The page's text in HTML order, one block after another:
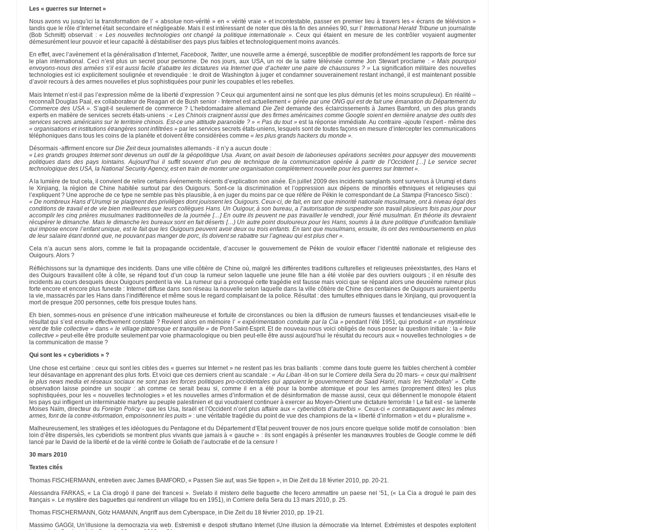
Les « guerres sur Internet »
Nous avons vu jusqu’ici la transformation de l’ « absolue non-vérité » en « vérité vraie » et incontestable, passer en premier lieu à travers les « écrans de télévision »
tandis que le rôle d’Internet était secondaire et négligeable. Mais il est intéressant de noter que dès la fin des années 90, sur l’International Herald Tribuneun journaliste
(Bob Schmitt) observait :« Les nouvelles technologies ont changé la politique internationale ». Ceux qui étaient en mesure de les contrôler voyaient augmenter
démesurément leur pouvoir et leur capacité à déstabiliser des pays plus faibles et technologiquement moins avancés.
En effet, avec l’avènement et la généralisation d’Internet,Facebook, Twitter, une nouvelle arme a émergé, susceptible de modifier profondément les rapports de force sur
le plan international. Ceci n’est plus un secret pour personne. De nos jours, aux USA, un roi de la satire télévisée comme Jon Stewart proclame : « Mais pourquoi
envoyons-nous des armées s’il est aussi facile d’abattre les dictatures via Internet que d’acheter une paire de chaussures ? » La signification militaire des nouvelles
technologies est ici explicitement soulignée et revendiquée : le droit de Washington à juger et condamner souverainement restant inchangé, il est maintenant possible
d’avoir recours à des armes nouvelles et plus sophistiquées pour punir les coupables et les rebelles.
Mais Internet n’est-il pas l’expression même de la liberté d’expression ? Ceux qui argumentent ainsi ne sont que les plus démunis (et les moins scrupuleux). En réalité –
reconnaît Douglas Paal, ex collaborateur de Reagan et de Bush senior - Internet est actuellement« gérée par une ONG qui est de fait une émanation du Département du
Commerce des USA » . S’agit-il seulement de commerce ? L’hebdomadaire allemand Die Zeitdemande des éclaircissements à James Bamford, un des plus grands
experts en matière de services secrets états-uniens :« Les Chinois craignent aussi que des firmes américaines comme Google soient en dernière analyse des outils des
services secrets américains sur le territoire chinois. Est-ce une attitude paranoïde ? » « Pas du tout »est la réponse immédiate. Au contraire -ajoute l’expert - même des
« organisations et institutions étrangères sont infiltrées »par les services secrets états-uniens, lesquels sont de toutes façons en mesure d’intercepter les communications
téléphoniques dans tous les coins de la planète et doivent être considérées comme « les plus grands hackers du monde ».
Désormais -affirment encore sur Die Zeitdeux journalistes allemands - il n’y a aucun doute :
« Les grands groupes Internet sont devenus un outil de la géopolitique Usa. Avant, on avait besoin de laborieuses opérations secrètes pour appuyer des mouvements
politiques dans des pays lointains. Aujourd’hui il suffit souvent d’un peu de technique de la communication opérée à partir de l’Occident […] Le service secret
technologique des USA, la National Security Agency, est en train de monter une organisation complètement nouvelle pour les guerres sur Internet ».
A la lumière de tout cela, il convient de relire certains événements récents d’explication non aisée. En juillet 2009 des incidents sanglants sont survenus à Urumqi et dans
le Xinjiang, la région de Chine habitée surtout par des Ouigours. Sont-ce la discrimination et l’oppression aux dépens de minorités ethniques et religieuses qui
l’expliquent ? Une approche de ce type ne semble pas très plausible, à en juger du moins par ce que réfère de Pékin le correspondant de La Stampa(Francesco Sisci) :
« De nombreux Hans d’Urumqi se plaignent des privilèges dont jouissent les Ouigours. Ceux-ci, de fait, en tant que minorité nationale musulmane, ont à niveau égal des
conditions de travail et de vie bien meilleures que leurs collègues Hans. Un Ouigour, à son bureau, a l’autorisation de suspendre son travail plusieurs fois pas jour pour
accomplir les cinq prières musulmanes traditionnelles de la journée […] En outre ils peuvent ne pas travailler le vendredi, jour férié musulman. En théorie ils devraient
récupérer le dimanche. Mais le dimanche les bureaux sont en fait déserts […) Un autre point douloureux pour les Hans, soumis à la dure politique d’unification familiale
qui impose encore l’enfant unique, est le fait que les Ouigours peuvent avoir deux ou trois enfants. En tant que musulmans, ensuite, ils ont des remboursements en plus
de leur salaire étant donné que, ne pouvant pas manger de porc, ils doivent se rabattre sur l’agneau qui est plus cher ».
Cela n’a aucun sens alors, comme le fait la propagande occidentale, d’accuser le gouvernement de Pékin de vouloir effacer l’identité nationale et religieuse des
Ouigours. Alors ?
Réfléchissons sur la dynamique des incidents. Dans une ville côtière de Chine où, malgré les différentes traditions culturelles et religieuses préexistantes, des Hans et
des Ouigours travaillent côte à côte, se répand tout d’un coup la rumeur selon laquelle une jeune fille han a été violée par des ouvriers ouigours ; il en résulte des
incidents au cours desquels deux Ouigours perdent la vie. La rumeur qui a provoqué cette tragédie est fausse mais voici que se répand alors une deuxième rumeur plus
forte encore et encore plus funeste : Internet diffuse dans son réseau la nouvelle selon laquelle dans la ville côtière de Chine des centaines de Ouigours auraient perdu
la vie, massacrés par les Hans dans l’indifférence et même sous le regard complaisant de la police. Résultat : des tumultes ethniques dans le Xinjiang, qui provoquent la
mort de presque 200 personnes, cette fois presque toutes hans.
Eh bien, sommes-nous en présence d’une intrication malheureuse et fortuite de circonstances ou bien la diffusion de rumeurs fausses et tendancieuses visait-elle le
résultat qui s’est ensuite effectivement constaté ? Revient alors en mémoire l’ « expérimentation conduite par la Cia »pendant l’été 1951, qui produisit « un mystérieux
vent de folie collective » dans« le village pittoresque et tranquille » de Pont-Saint-Esprit. Et de nouveau nous voici obligés de nous poser la question initiale : la« folie
collective »peut-elle être produite seulement par voie pharmacologique ou bien peut-elle être aussi aujourd’hui le résultat du recours aux « nouvelles technologies » de
la communication de masse ?
Qui sont les « cyberidiots » ?
Une chose est certaine : ceux qui sont les cibles des « guerres sur Internet » ne restent pas les bras ballants : comme dans toute guerre les faibles cherchent à combler
leur désavantage en apprenant des plus forts. Et voici que ces derniers crient au scandale : « Au Liban -lit-on sur leCorriere della Sera du 20 mars-« ceux qui maîtrisent
le plus news media et réseaux sociaux ne sont pas les forces politiques pro-occidentales qui appuient le gouvernement de Saad Hariri, mais les ‘Hezbollah’ ». Cette
observation laisse poindre un soupir : ah comme ce serait beau si, comme il en a été pour la bombe atomique et pour les armes (proprement dites) les plus
sophistiquées, pour les « nouvelles technologies » et les nouvelles armes d’information et de désinformation de masse aussi, ceux qui détiennent le monopole étaient
les pays qui infligent un interminable martyre au peuple palestinien et qui voudraient continuer à exercer au Moyen-Orient une dictature terroriste ! Le fait est - se lamente
Moises Naïm, directeur du Foreign Policy- que les Usa, Israël et l’Occident n’ont plus affaire aux « cyberidiots d’autrefois ». Ceux-ci « contrattaquent avec les mêmes
armes, font de la contre-information, empoisonnent les puits »: une véritable tragédie du point de vue des champions de la « liberté d’information » et du « pluralisme ».
Malheureusement, les stratèges et les idéologues du Pentagone et du Département d’Etat peuvent trouver de nos jours encore quelque solide motif de consolation : bien
loin d’être dispersés, les cyberidiots se montrent plus vivants que jamais à « gauche » : ils sont engagés à présenter les manœuvres troubles de Google comme le défi
lancé par le David de la liberté et de la vérité contre le Goliath de l’autocratie et de la censure !
30 mars 2010
Textes cités
Thomas FISCHERMANN, entretien avec James BAMFORD, « Passen Sie auf, was Sie tippen », in Die Zeit du 18 février 2010, pp. 20-21.
Alessandra FARKAS, « La Cia drogò il pane dei francesi ». Svelato il mistero delle baguette che fecero ammattire un paese nel ‘51, (« La Cia a drogué le pain des
français ». Le mystère des baguettes qui rendirent un village fou en 1951), in Corriere della Sera du 13 mars 2010, p. 25.
Thomas FISCHERMANN, Götz HAMANN, Angriff aus dem Cyberspace, in Die Zeit du 18 février 2010, pp. 19-21.
Massimo GAGGI, Un’illusione la democrazia via web. Estremisti e despoti sfruttano Internet (Une illusion la démocratie via Internet. Extrémistes et despotes exploitent